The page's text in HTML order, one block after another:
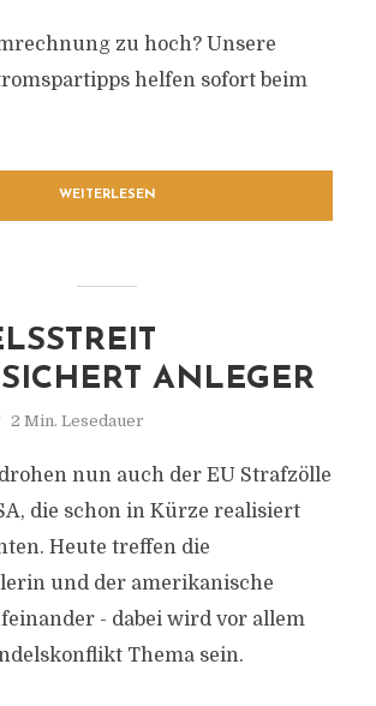
zu hoch? Unsere
helfen sofort beim
WEITERLESEN
ANLEGER
2 Min. Lesedauer
nun auch der EU Strafzölle
die schon in Kürze realisiert
Heute treffen die
und der amerikanische
- dabei wird vor allem
Thema sein.